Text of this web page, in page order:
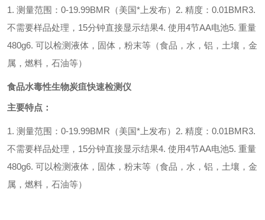
1. 测量范围： 0-19.99BMR（美国*上发布） 2. 精度： 0.01BMR3.
不需要样品处理， 15分钟直接显示结果4. 使用4节AA电池5. 重量
480g6. 可以检测液体，固体，粉末等（食品，水，铝，土壤，金
属，燃料，石油等）
食品水毒性生物炭疽快速检测仪
主要特点：
1. 测量范围： 0-19.99BMR（美国*上发布） 2. 精度： 0.01BMR3.
不需要样品处理， 15分钟直接显示结果4. 使用4节AA电池5. 重量
480g6. 可以检测液体，固体，粉末等（食品，水，铝，土壤，金
属，燃料，石油等）